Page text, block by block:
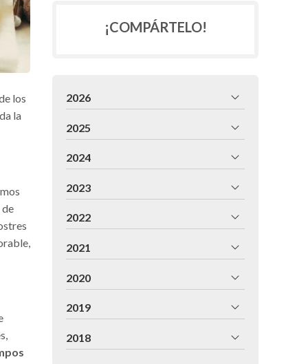
los
la
¡COMPÁRTELO!
2026
2025
2024
2023
2022
2021
2020
2019
2018